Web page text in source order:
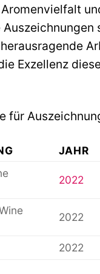
Exzellenz
für
JAHR
2022
2022
2022